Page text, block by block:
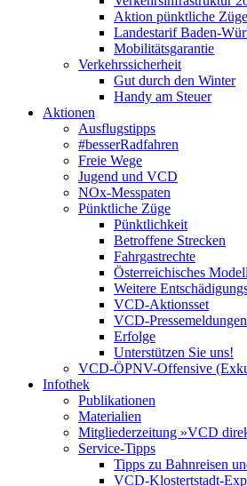
Aktion pünktliche Züge
Landestarif Baden-
Mobilitätsgarantie
Verkehrssicherheit
Gut durch den Winter
Handy am Steuer
Aktionen
Ausflugstipps
#besserRadfahren
Freie Wege
Jugend und VCD
NOx-Messpaten
Pünktliche Züge
Pünktlichkeit
Betroffene Strecken
Fahrgastrechte
Österreichisches Modell
Weitere
VCD-Aktionsset
VCD-Pressemeldungen
Erfolge
Unterstützen Sie uns!
VCD-ÖPNV-Offensive
Infothek
Publikationen
Materialien
Mitgliederzeitung »VCD
Service-Tipps
Tipps zu Bahnreisen
VCD-Klostertstadt-